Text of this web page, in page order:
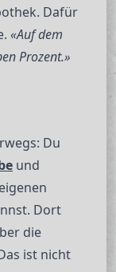
Dafür
«Auf dem
Prozent.»
Du
und
Dort
die
ist nicht